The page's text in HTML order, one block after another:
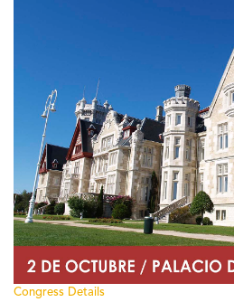
Congress Details